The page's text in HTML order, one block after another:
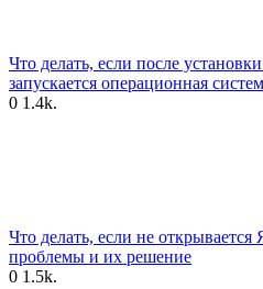
Что делать, если после
запускается операционная
0 1.4k.
Что делать, если не
проблемы и их решение
0 1.5k.